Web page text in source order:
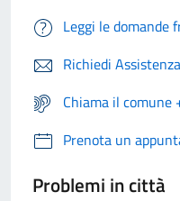
Leggi le domande
Richiedi Assistenza
Chiama il comune
Prenota un
Problemi in città